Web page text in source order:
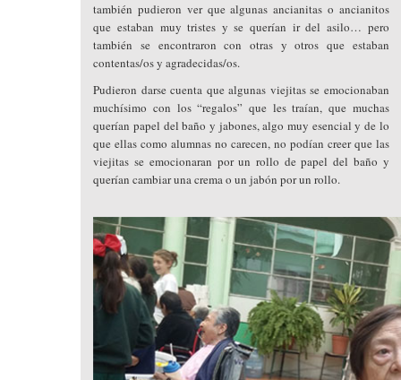
también pudieron ver que algunas ancianitas o ancianitos
que estaban muy tristes y se querían ir del asilo… pero
también se encontraron con otras y otros que estaban
contentas/os y agradecidas/os.
Pudieron darse cuenta que algunas viejitas se emocionaban
muchísimo con los “regalos” que les traían, que muchas
querían papel del baño y jabones, algo muy esencial y de lo
que ellas como alumnas no carecen, no podían creer que las
viejitas se emocionaran por un rollo de papel del baño y
querían cambiar una crema o un jabón por un rollo.